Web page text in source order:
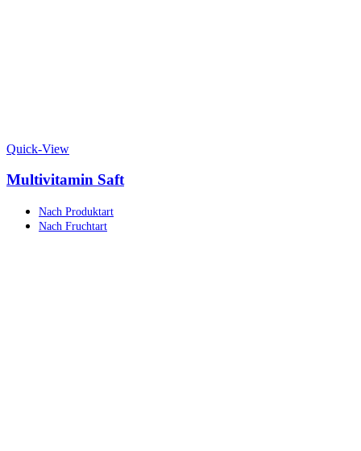
Quick-View
Multivitamin Saft
Nach Produktart
Nach Fruchtart